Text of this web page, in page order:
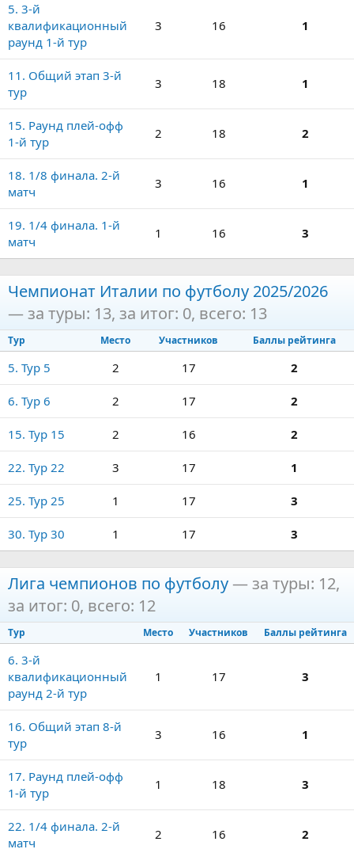
5. 3-й
квалификационный
раунд 1-й тур
3 16 1
11. Общий этап 3-й
тур
3 18 1
15. Раунд плей-офф
1-й тур
2 18 2
18. 1/8 финала. 2-й
матч
3 16 1
19. 1/4 финала. 1-й
матч
1 16 3
Чемпионат Италии по футболу 2025/2026
— за туры: 13, за итог: 0, всего: 13
Тур Место Участников Баллы рейтинга
5. Тур 5 2 17 2
6. Тур 6 2 17 2
15. Тур 15 2 16 2
22. Тур 22 3 17 1
25. Тур 25 1 17 3
30. Тур 30 1 17 3
Лига чемпионов по футболу— за туры: 12,
за итог: 0, всего: 12
Тур Место Участников Баллы рейтинга
6. 3-й
квалификационный
раунд 2-й тур
1 17 3
16. Общий этап 8-й
тур
3 16 1
17. Раунд плей-офф
1-й тур
1 18 3
22. 1/4 финала. 2-й
матч
2 16 2